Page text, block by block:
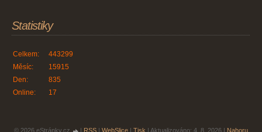
Statistiky
Online: 17
Celkem:
443299
Měsíc:
15915
Den:
835
© 2026 eStránky.cz RSS WebSlice Tisk Aktualizováno: 4. 8. 2026 Nahoru